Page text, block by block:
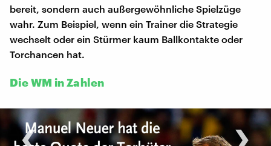
bereit, sondern auch außergewöhnliche Spielzüge
wahr. Zum Beispiel, wenn ein Trainer die Strategie
wechselt oder ein Stürmer kaum Ballkontakte oder
Torchancen hat.
Die WM in Zahlen